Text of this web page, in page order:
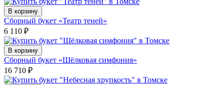
В корзину
Сборный букет «Театр теней»
6 110 ₽
В корзину
Сборный букет «Шёлковая симфония»
16 710 ₽